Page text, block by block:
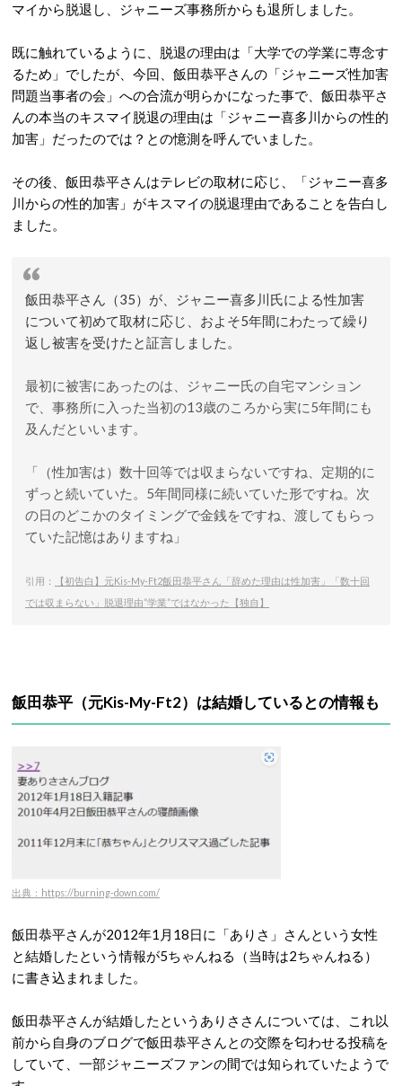
マイから脱退し、ジャニーズ事務所からも退所しました。
既に触れているように、脱退の理由は「大学での学業に専念す
るため」でしたが、今回、飯田恭平さんの「ジャニーズ性加害
問題当事者の会」への合流が明らかになった事で、飯田恭平さ
んの本当のキスマイ脱退の理由は「ジャニー喜多川からの性的
加害」だったのでは？との憶測を呼んでいました。
その後、飯田恭平さんはテレビの取材に応じ、「ジャニー喜多
川からの性的加害」がキスマイの脱退理由であることを告白し
ました。
飯田恭平さん（35）が、ジャニー喜多川氏による性加害
について初めて取材に応じ、およそ5年間にわたって繰り
返し被害を受けたと証言しました。
最初に被害にあったのは、ジャニー氏の自宅マンション
で、事務所に入った当初の13歳のころから実に5年間にも
及んだといいます。
「（性加害は）数十回等では収まらないですね、定期的に
ずっと続いていた。5年間同様に続いていた形ですね。次
の日のどこかのタイミングで金銭をですね、渡してもらっ
ていた記憶はありますね」
引用：
【初告白】元Kis-My-Ft2飯田恭平さん「辞めた理由は性加害」「数十回
では収まらない」脱退理由“学業”ではなかった【独自】
飯田恭平（元Kis-My-Ft2）は結婚しているとの情報も
出典：https://burning-down.com/
飯田恭平さんが2012年1月18日に「ありさ」さんという女性
と結婚したという情報が5ちゃんねる（当時は2ちゃんねる）
に書き込まれました。
飯田恭平さんが結婚したというありささんについては、これ以
前から自身のブログで飯田恭平さんとの交際を匂わせる投稿を
していて、一部ジャニーズファンの間では知られていたようで